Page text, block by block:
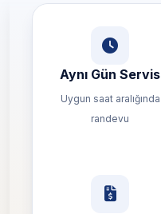
Aynı Gün Servis
Uygun saat aralığında
randevu